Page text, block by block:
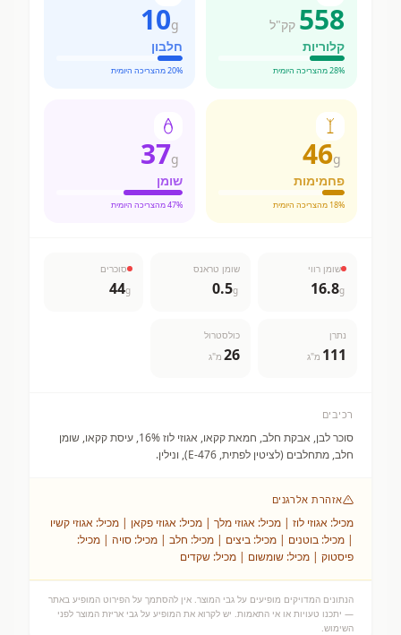
558 קק"ל
קלוריות
28% מהצריכה היומית
10g
חלבון
20% מהצריכה היומית
46g
פחמימות
18% מהצריכה היומית
37g
שומן
47% מהצריכה היומית
שומן רווי
16.8g
שומן טראנס
0.5g
סוכרים
44g
נתרן
111 מ"ג
כולסטרול
26 מ"ג
רכיבים
סוכר לבן, אבקת חלב, חמאת קקאו, אגוזי לוז 16%, עיסת קקאו, שומן
חלב, מתחלבים (לציטין לפתית, E-476), ונילין.
אזהרת אלרגנים
מכיל: אגוזי לוז | מכיל: אגוזי מלך | מכיל: אגוזי פקאן | מכיל: אגוזי קשיו
| מכיל: בוטנים | מכיל: ביצים | מכיל: חלב | מכיל: סויה | מכיל:
פיסטוק | מכיל: שומשום | מכיל: שקדים
הנתונים המדויקים מופיעים על גבי המוצר. אין להסתמך על הפירוט המופיע באתר
— יתכנו טעויות או אי התאמות. יש לקרוא את המופיע על גבי אריזת המוצר לפני
השימוש.